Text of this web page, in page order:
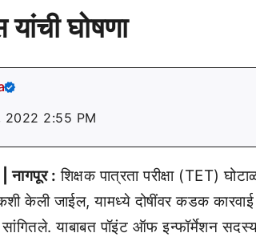
घोषणा
2022 2:55 PM
: शिक्षक पात्रता परीक्षा (TET)
केली जाईल, यामध्ये दोषींवर कडक
याबाबत पॉइंट ऑफ इन्फॉर्मेशन